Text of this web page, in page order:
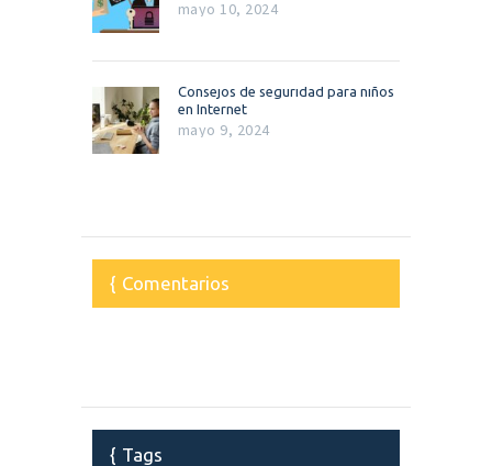
mayo 10, 2024
Consejos de seguridad para niños
en Internet
mayo 9, 2024
Comentarios
Tags